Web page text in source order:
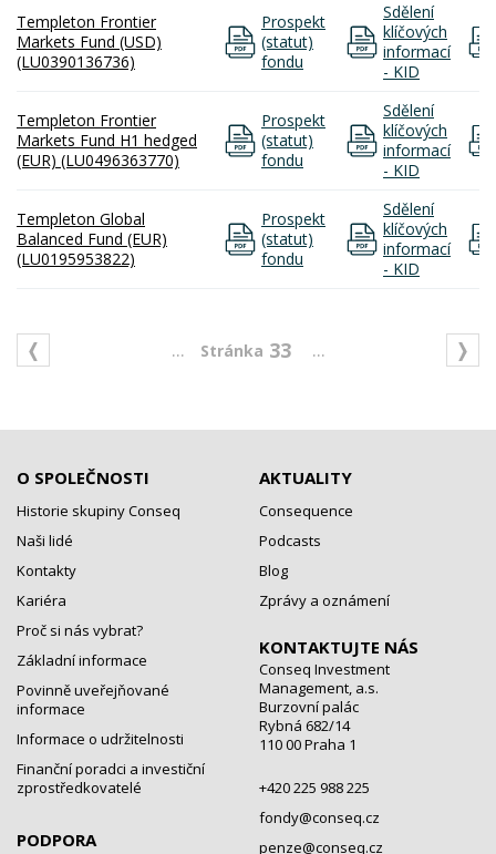
Templeton Frontier
Markets Fund (USD)
(LU0390136736)
Prospekt
(statut)
fondu
Sdělení
klíčových
informací
- KID
Templeton Frontier
Markets Fund H1 hedged
(EUR) (LU0496363770)
Prospekt
(statut)
fondu
Sdělení
klíčových
informací
- KID
Templeton Global
Balanced Fund (EUR)
(LU0195953822)
Prospekt
(statut)
fondu
Sdělení
klíčových
informací
- KID
... 33 ...
O SPOLEČNOSTI
Historie skupiny Conseq
Naši lidé
Kontakty
Kariéra
Proč si nás vybrat?
Základní informace
Povinně uveřejňované
informace
Informace o udržitelnosti
Finanční poradci a investiční
zprostředkovatelé
PODPORA
AKTUALITY
Consequence
Podcasts
Blog
Zprávy a oznámení
KONTAKTUJTE NÁS
Conseq Investment
Management, a.s.
Burzovní palác
Rybná 682/14
110 00 Praha 1
+420 225 988 225
fondy@conseq.cz
penze@conseq.cz